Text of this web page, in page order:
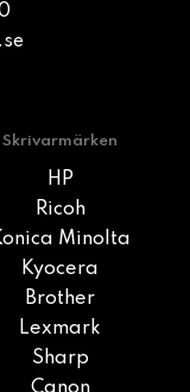
Skrivarmärken
HP
Ricoh
Minolta
Kyocera
Brother
Lexmark
Sharp